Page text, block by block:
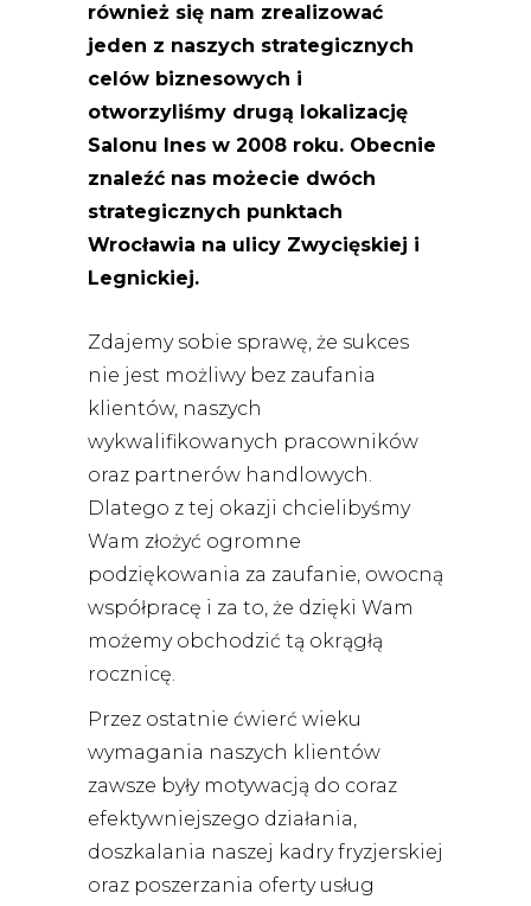
również się nam zrealizować
jeden z naszych strategicznych
celów biznesowych i
otworzyliśmy drugą lokalizację
Salonu Ines w 2008 roku. Obecnie
znaleźć nas możecie dwóch
strategicznych punktach
Wrocławia na ulicy Zwycięskiej i
Legnickiej.
Zdajemy sobie sprawę, że sukces
nie jest możliwy bez zaufania
klientów, naszych
wykwalifikowanych pracowników
oraz partnerów handlowych.
Dlatego z tej okazji chcielibyśmy
Wam złożyć ogromne
podziękowania za zaufanie, owocną
współpracę i za to, że dzięki Wam
możemy obchodzić tą okrągłą
rocznicę.
Przez ostatnie ćwierć wieku
wymagania naszych klientów
zawsze były motywacją do coraz
efektywniejszego działania,
doszkalania naszej kadry fryzjerskiej
oraz poszerzania oferty usług